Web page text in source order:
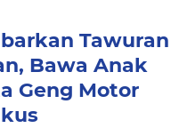
Tawuran
Bawa Anak
Geng Motor